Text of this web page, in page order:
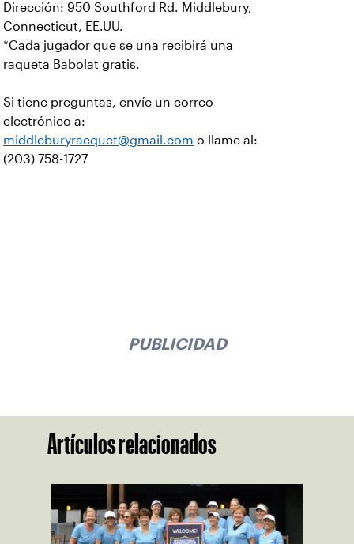
Dirección: 950 Southford Rd. Middlebury,
Connecticut, EE.UU.
*Cada jugador que se una recibirá una
raqueta Babolat gratis.
Si tiene preguntas, envíe un correo
electrónico a:
middleburyracquet@gmail.com o llame al:
(203) 758-1727
PUBLICIDAD
Artículos relacionados